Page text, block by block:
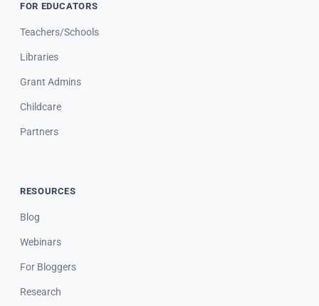
FOR EDUCATORS
Teachers/Schools
Libraries
Grant Admins
Childcare
Partners
RESOURCES
Blog
Webinars
For Bloggers
Research